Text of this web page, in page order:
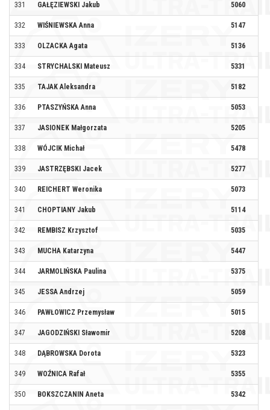
331 GAŁĘZIEWSKI Jakub 5060
332 WIŚNIEWSKA Anna 5147
333 OLZACKA Agata 5136
334 STRYCHALSKI Mateusz 5331
335 TAJAK Aleksandra 5182
336 PTASZYŃSKA Anna 5053
337 JASIONEK Małgorzata 5205
338 WÓJCIK Michał 5478
339 JASTRZĘBSKI Jacek 5277
340 REICHERT Weronika 5073
341 CHOPTIANY Jakub 5114
342 REMBISZ Krzysztof 5035
343 MUCHA Katarzyna 5447
344 JARMOLIŃSKA Paulina 5375
345 JESSA Andrzej 5059
346 PAWŁOWICZ Przemysław 5015
347 JAGODZIŃSKI Sławomir 5208
348 DĄBROWSKA Dorota 5323
349 WOŹNICA Rafał 5355
350 BOKSZCZANIN Aneta 5342